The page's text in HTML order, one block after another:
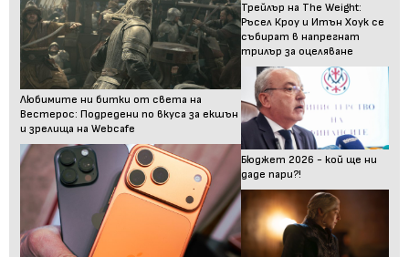
Любимите ни битки от света на
Вестерос: Подредени по вкуса за екшън
и зрелища на Webcafe
Трейлър на The Weight:
Ръсел Кроу и Итън Хоук се
събират в напрегнат
трилър за оцеляване
Бюджет 2026 - кой ще ни
даде пари?!